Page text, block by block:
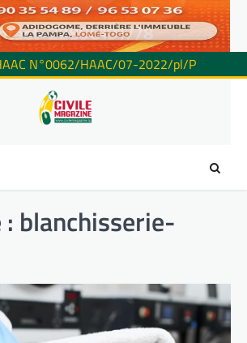
N°0062/HAAC/07-2022/pl/P
blanchisserie-